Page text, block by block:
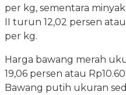
per kg, sementara
II turun 12,02 persen
per kg.
Harga bawang merah
19,06 persen atau
Bawang putih ukuran